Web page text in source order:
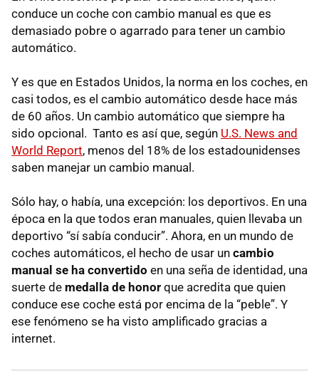
conduce un coche con cambio manual es que es
demasiado pobre o agarrado para tener un cambio
automático.
Y es que en Estados Unidos, la norma en los coches, en
casi todos, es el cambio automático desde hace más
de 60 años. Un cambio automático que siempre ha
sido opcional. Tanto es así que, según U.S. News and
World Report, menos del 18% de los estadounidenses
saben manejar un cambio manual.
Sólo hay, o había, una excepción: los deportivos. En una
época en la que todos eran manuales, quien llevaba un
deportivo “sí sabía conducir”. Ahora, en un mundo de
coches automáticos, el hecho de usar un cambio
manual se ha convertido en una seña de identidad, una
suerte de medalla de honor que acredita que quien
conduce ese coche está por encima de la “peble”. Y
ese fenómeno se ha visto amplificado gracias a
internet.